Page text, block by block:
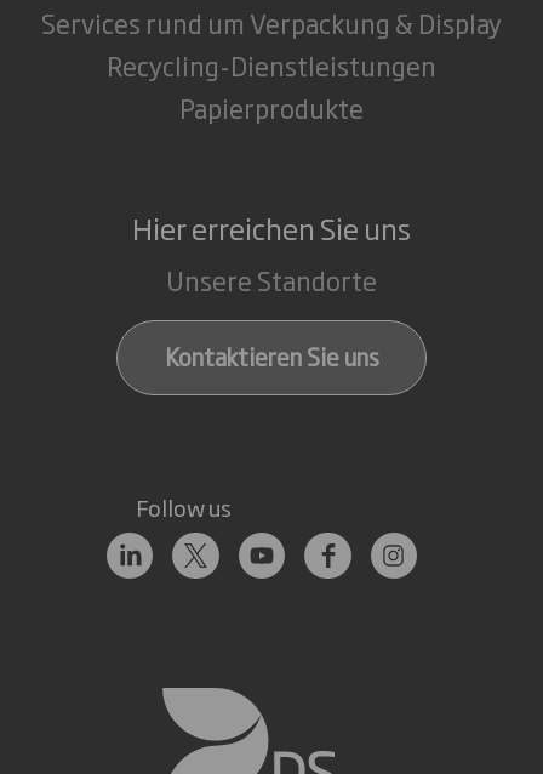
Services rund um Verpackung & Display
Recycling-Dienstleistungen
Papierprodukte
Hier erreichen Sie uns
Unsere Standorte
Kontaktieren Sie uns
Follow us